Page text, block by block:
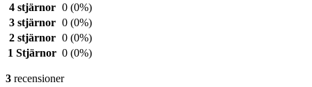
4 stjärnor 0 (0%)
3 stjärnor 0 (0%)
2 stjärnor 0 (0%)
1 Stjärnor 0 (0%)
3 recensioner